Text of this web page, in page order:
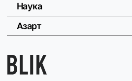
Наука
Азарт